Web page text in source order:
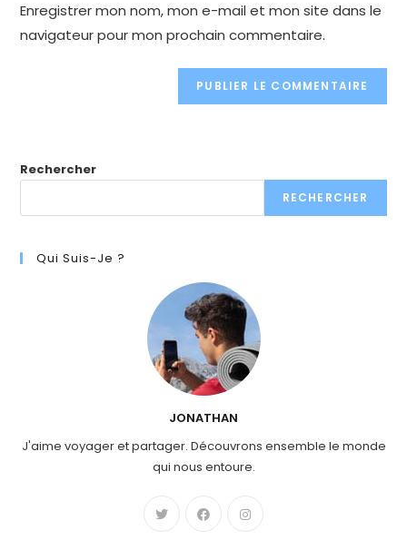
(optional)
Enregistrer mon nom, mon e-mail et mon site dans le
navigateur pour mon prochain commentaire.
Rechercher
RECHERCHER
Qui Suis-Je ?
JONATHAN
J'aime voyager et partager. Découvrons ensemble le monde
qui nous entoure.